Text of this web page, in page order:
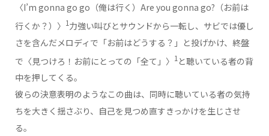
〈I’m gonna go go（俺は行く）Are you gonna go?（お前は
行くか？）〉 1力強い叫びとサウンドから一転し、サビでは優し
さを含んだメロディで「お前はどうする？」と投げかけ、終盤
で〈見つけろ！お前にとっての「全て」〉 1と聴いている者の背
中を押してくる。
彼らの決意表明のようなこの曲は、同時に聴いている者の気持
ちを大きく揺さぶり、自己を見つめ直すきっかけを生じさせ
る。